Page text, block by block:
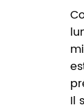
Il